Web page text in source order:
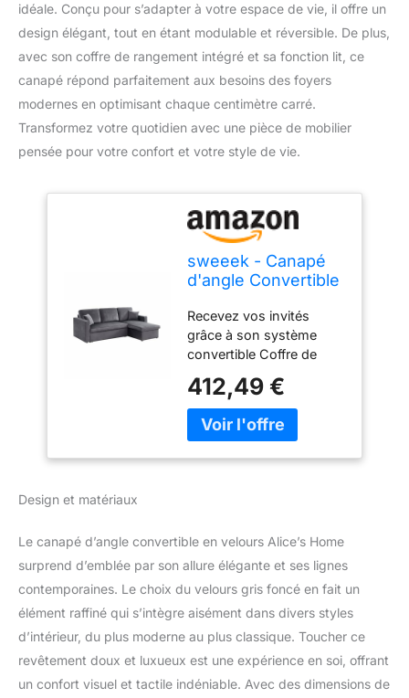
idéale. Conçu pour s’adapter à votre espace de vie, il offre un
design élégant, tout en étant modulable et réversible. De plus,
avec son coffre de rangement intégré et sa fonction lit, ce
canapé répond parfaitement aux besoins des foyers
modernes en optimisant chaque centimètre carré.
Transformez votre quotidien avec une pièce de mobilier
pensée pour votre confort et votre style de vie.
sweeek - Canapé
d'angle Convertible
foncé 3 Places.
Fauteuil d'angle
réversible Coffre
Rangement lit
modulable
Recevez vos invités
grâce à son système
convertible Coffre de
réversible Montage facile
Deux petits coussins
inclus
412,49 €
Design et matériaux
Le canapé d’angle convertible en velours Alice’s Home
surprend d’emblée par son allure élégante et ses lignes
contemporaines. Le choix du velours gris foncé en fait un
élément raffiné qui s’intègre aisément dans divers styles
d’intérieur, du plus moderne au plus classique. Toucher ce
revêtement doux et luxueux est une expérience en soi, offrant
un confort visuel et tactile indéniable. Avec des dimensions de